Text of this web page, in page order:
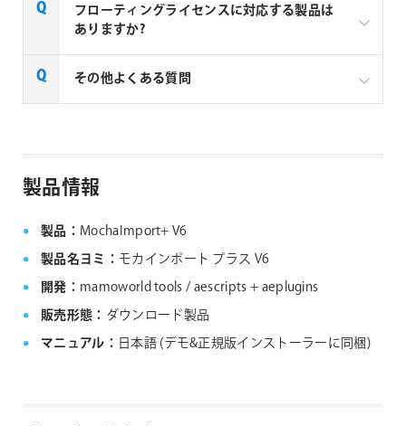
フローティングライセンスに対応する製品は
ありますか?
一部製品でフローティングライセンスの取扱いがあり
aescripts + aeplugins社 フローティングライセン
その他よくある質問
製品情報
製品： MochaImport+ V6
製品名ヨミ： モカインポート プラス V6
開発： mamoworld tools / aescripts + aeplugins
販売形態： ダウンロード製品
マニュアル： 日本語 (デモ&正規版インストーラーに同梱)